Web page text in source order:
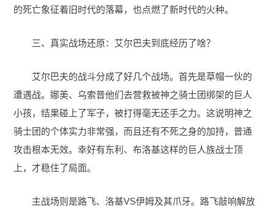
的死亡象征着旧时代的落幕，也点燃了新时代的火种。
三、真实战场还原：艾尔巴夫到底经历了啥？
艾尔巴夫的战斗分成了好几个战场。首先是草帽一伙的
遭遇战。娜美、乌索普他们去营救被神之骑士团绑架的巨人
小孩，结果碰上了军子，被打得毫无还手之力。这说明神之
骑士团的个体实力非常强，而且还有不死之身的加持，普通
攻击根本无效。幸好有东利、布洛基这样的巨人族战士顶
上，才稳住了局面。
主战场则是路飞、洛基VS伊姆及其爪牙。路飞敲响解放